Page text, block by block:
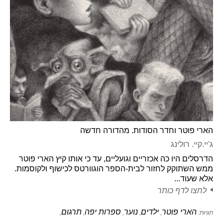
הארי פוטר וחדר הסודות. מהדורה חדשה
ג'יי.קיי. רולינג
הדרסלים היו כה אכזריים וגועליים, עד כי אותו קיץ הארי פוטר
ממש השתוקק לחזור לבית-הספר הוגוורטס לכישוף ולקוסמות.
אלא שעוד...
לחצו לדף כותר
תגיות: הארי פוטר ילדים נוער ספרות יפה תרגום